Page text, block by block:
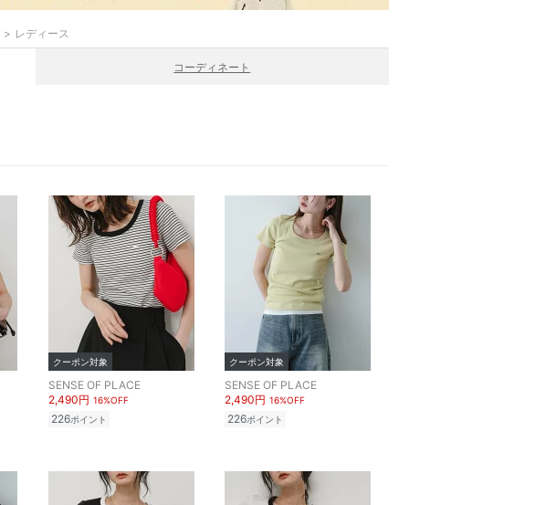
レディース
コーディネート
クーポン対象
SENSE OF PLACE
2,490円 16%OFF
226ポイント
クーポン対象
SENSE OF PLACE
2,490円 16%OFF
226ポイント